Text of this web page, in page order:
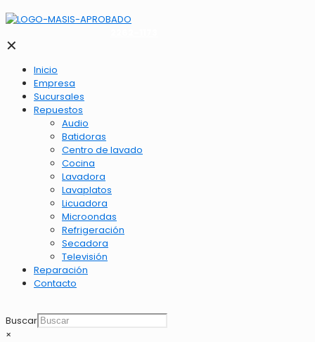
✕
Inicio
Empresa
Sucursales
Repuestos
Audio
Batidoras
Centro de lavado
Cocina
Lavadora
Lavaplatos
Licuadora
Microondas
Refrigeración
Secadora
Televisión
Reparación
Contacto
Buscar
×